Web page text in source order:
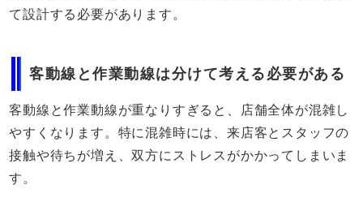
て設計する必要があります。
客動線と作業動線は分けて考える必要がある
客動線と作業動線が重なりすぎると、店舗全体が混雑し
やすくなります。特に混雑時には、来店客とスタッフの
接触や待ちが増え、双方にストレスがかかってしまいま
す。